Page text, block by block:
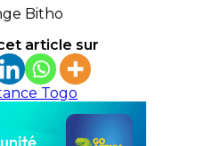
Bitho
article sur
Togo